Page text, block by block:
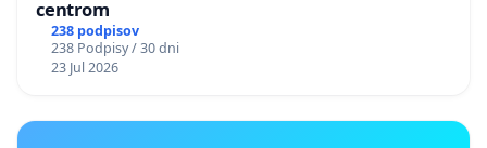
centrom
238 podpisov
238 Podpisy / 30 dni
23 Jul 2026